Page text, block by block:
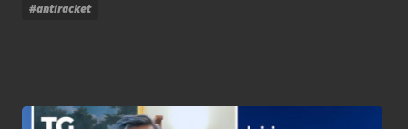
#antiracket